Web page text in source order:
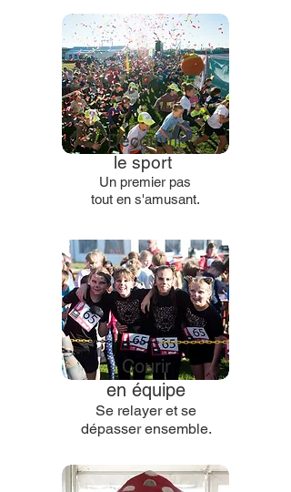
Découvrir
le sport
Un premier pas
tout en s'amusant.
Courir
en équipe
Se relayer et se
dépasser ensemble.